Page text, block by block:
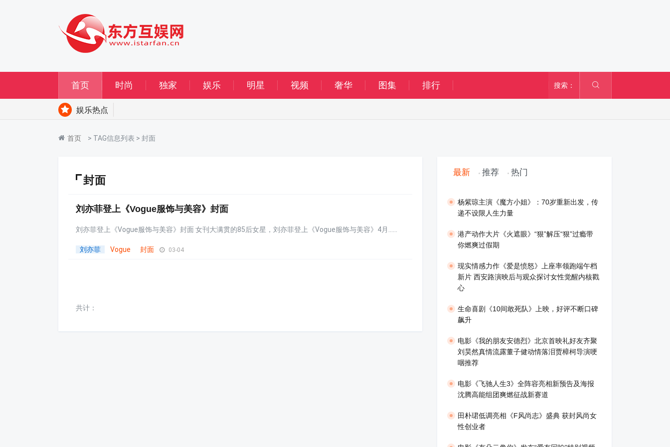
首页 时尚 独家 娱乐 明星 视频 奢华 图集 排行 搜索：
娱乐热点
首页 > TAG信息列表 > 封面
封面
刘亦菲登上《Vogue服饰与美容》封面
刘亦菲登上《Vogue服饰与美容》封面 女刊大满贯的85后女星，刘亦菲登上《Vogue服饰与美容》4月......
刘亦菲 Vogue 封面 03-04
共计：
最新 推荐 热门
​杨紫琼主演《魔方小姐》：70岁重新出发，传
递不设限人生力量
港产动作大片《火遮眼》“狠”解压“狠”过瘾带
你燃爽过假期
现实情感力作《爱是愤怒》上座率领跑端午档
新片 西安路演映后与观众探讨女性觉醒内核戳
心
生命喜剧《10间敢死队》上映，好评不断口碑
飙升
​电影《我的朋友安德烈》北京首映礼好友齐聚
刘昊然真情流露董子健动情落泪贾樟柯导演哽
咽推荐
电影《飞驰人生3》全阵容亮相新预告及海报
沈腾高能组团爽燃征战新赛道
田朴珺低调亮相《F风尚志》盛典 获封风尚女
性创业者